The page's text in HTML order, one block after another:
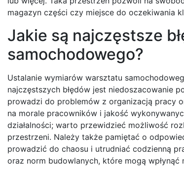
magazyn części czy miejsce do oczekiwania
Jakie są najczęstsze
samochodowego?
Ustalanie wymiarów warsztatu
najczęstszych błędów jest niedoszacowanie
prowadzi do problemów z organizacją pracy
na morale pracowników i jakość
działalności; warto przewidzieć możliwość
przestrzeni. Należy także pamiętać o
prowadzić do chaosu i utrudniać codzienną
oraz norm budowlanych, które mogą